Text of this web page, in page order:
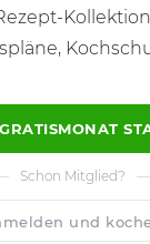
Schon Mitglied?
und
(13)